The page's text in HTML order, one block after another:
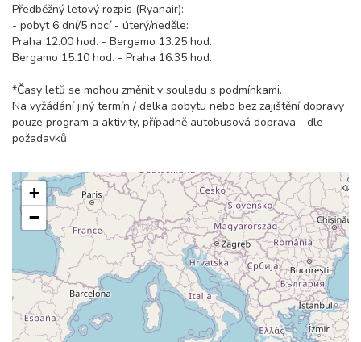
Předběžný letový rozpis (Ryanair):
- pobyt 6 dní/5 nocí - úterý/neděle:
Praha 12.00 hod. - Bergamo 13.25 hod.
Bergamo 15.10 hod. - Praha 16.35 hod.
*Časy letů se mohou změnit v souladu s podmínkami.
Na vyžádání jiný termín / delka pobytu nebo bez zajištění dopravy
pouze program a aktivity, případně autobusová doprava - dle
požadavků.
+
−